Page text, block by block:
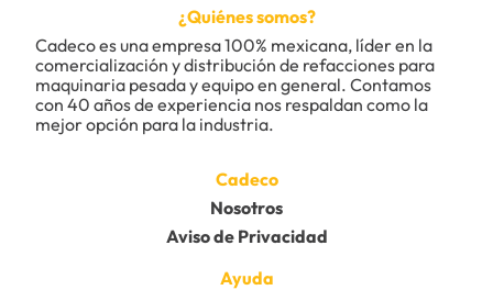
¿Quiénes somos?
Cadeco es una empresa 100% mexicana, líder en la
comercialización y distribución de refacciones para
maquinaria pesada y equipo en general. Contamos
con 40 años de experiencia nos respaldan como la
mejor opción para la industria.
Cadeco
Nosotros
Aviso de Privacidad
Ayuda